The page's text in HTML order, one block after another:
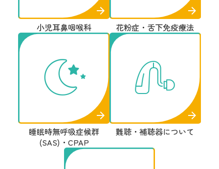
小児耳鼻咽喉科 花粉症・舌下免疫療法
睡眠時無呼吸症候群
(SAS)・CPAP
難聴・補聴器について